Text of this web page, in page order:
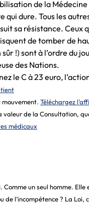
de la
dure. Tous les
sa résistance.
de tomber de
!) sont à l’ordre du
des Nations.
le C à 23 euro,
Téléchargez
de la Consultation,
médicaux
Comme un seul homme.
l’incompétence ? La Loi,